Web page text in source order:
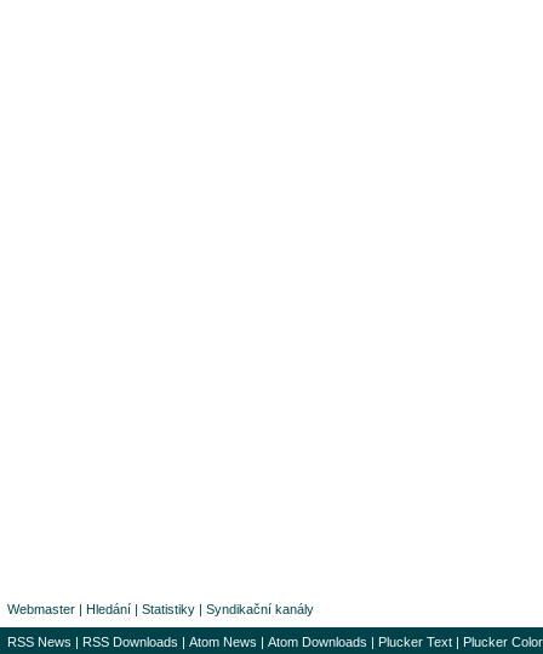
Webmaster | Hledání | Statistiky | Syndikační kanály
RSS News | RSS Downloads | Atom News | Atom Downloads | Plucker Text | Plucker Color